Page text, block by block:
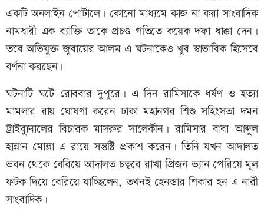
একটি অনলাইন পোর্টালে। কোনো মাধ্যমে কাজ না করা সাংবাদিক
নামধারী এক ব্যাক্তি তাকে প্রচণ্ড গতিতে কয়েক দফা ধাক্কা দেন।
তবে অভিযুক্ত জুবায়ের আলম এ ঘটনাকেও খুব স্বাভাবিক হিসেবে
বর্ণনা করছেন।
ঘটনাটি ঘটে রোববার দুপুরে। এ দিন রামিসাকে ধর্ষণ ও হত্যা
মামলার রায় ঘোষণা করেন ঢাকা মহানগর শিশু সহিংসতা দমন
ট্রাইব্যুনালের বিচারক মাসরুর সালেকীন। রামিসার বাবা আব্দুল
হান্নান মোল্লা এ রায়ে সন্তুষ্টি প্রকাশ করেন। তিনি যখন আদালত
ভবন থেকে বেরিয়ে আদালত চত্বরে রাখা প্রিজন ভ্যান পেরিয়ে মূল
ফটক দিয়ে বেরিয়ে যাচ্ছিলেন, তখনই হেনস্তার শিকার হন এ নারী
সাংবাদিক।